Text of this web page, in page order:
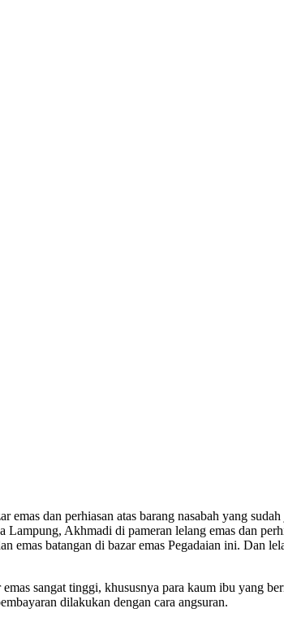
dan perhiasan atas barang nasabah yang
Akhmadi di pameran lelang emas dan
emas batangan di bazar emas Pegadaian ini. Dan
sangat tinggi, khususnya para kaum ibu yang
dilakukan dengan cara angsuran.